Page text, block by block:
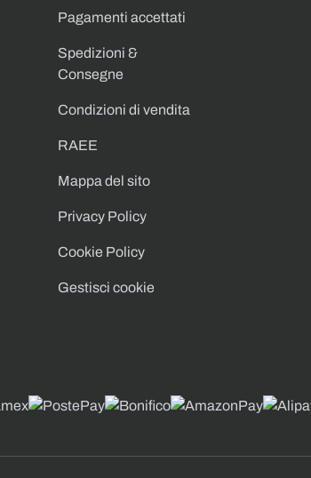
Pagamenti accettati
Spedizioni &
Consegne
Condizioni di vendita
RAEE
Mappa del sito
Privacy Policy
Cookie Policy
Gestisci cookie